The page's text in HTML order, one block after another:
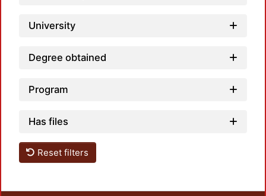
University
Degree obtained
Program
Has files
Reset filters